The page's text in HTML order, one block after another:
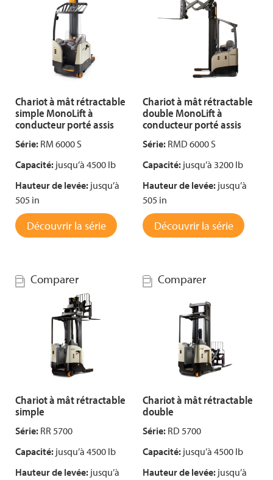
Chariot à mât rétractable
simple MonoLift à
conducteur porté assis
Série: RM 6000 S
Capacité: jusqu’à 4500 lb
Hauteur de levée: jusqu’à
505 in
Découvrir la série
Chariot à mât rétractable
double MonoLift à
conducteur porté assis
Série: RMD 6000 S
Capacité: jusqu’à 3200 lb
Hauteur de levée: jusqu’à
505 in
Découvrir la série
Comparer
Chariot à mât rétractable
simple
Série: RR 5700
Capacité: jusqu’à 4500 lb
Hauteur de levée: jusqu’à
Comparer
Chariot à mât rétractable
double
Série: RD 5700
Capacité: jusqu’à 4500 lb
Hauteur de levée: jusqu’à